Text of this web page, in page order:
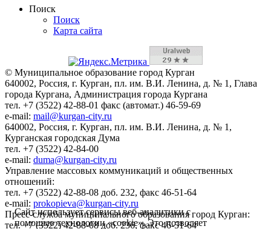
Поиск
Поиск
Карта сайта
© Муниципальное образование город Курган
640002, Россия, г. Курган, пл. им. В.И. Ленина, д. № 1, Глава
города Кургана, Администрация города Кургана
тел. +7 (3522) 42-88-01 факс (автомат.) 46-59-69
e-mail: mail@kurgan-city.ru
640002, Россия, г. Курган, пл. им. В.И. Ленина, д. № 1,
Курганская городская Дума
тел. +7 (3522) 42-84-00
e-mail: duma@kurgan-city.ru
Управление массовых коммуникаций и общественных
отношений:
тел. +7 (3522) 42-88-08 доб. 232, факс 46-51-64
e-mail: prokopieva@kurgan-city.ru
Пресс-служба муниципального образования город Курган:
тел. +7 (3522) 42-88-08 доб. 236, факс 46-51-64
Сайт использует сервисы веб-аналитики с
помощью технологии «cookie». Это позволяет